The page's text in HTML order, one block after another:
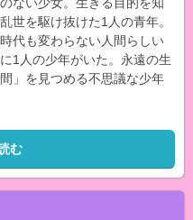
世を駆け抜けた1人の青年。
代も変わらない人間らしい
1人の少年がいた。永遠の生
」を見つめる不思議な少年
む